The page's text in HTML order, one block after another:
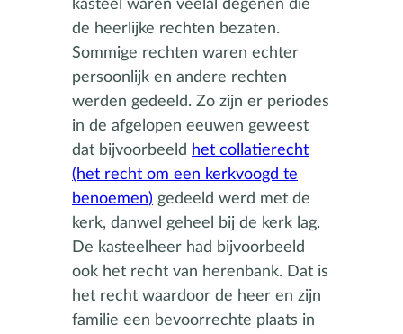
kasteel waren veelal degenen die
de heerlijke rechten bezaten.
Sommige rechten waren echter
persoonlijk en andere rechten
werden gedeeld. Zo zijn er periodes
in de afgelopen eeuwen geweest
dat bijvoorbeeld het collatierecht
(het recht om een kerkvoogd te
benoemen) gedeeld werd met de
kerk, danwel geheel bij de kerk lag.
De kasteelheer had bijvoorbeeld
ook het recht van herenbank. Dat is
het recht waardoor de heer en zijn
familie een bevoorrechte plaats in